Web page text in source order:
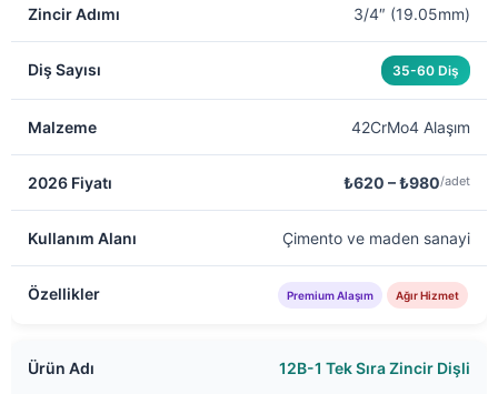
3/4″ (19.05mm)
35-60 Diş
42CrMo4 Alaşım
₺620 – ₺980/adet
Çimento ve maden sanayi
Premium Alaşım Ağır Hizmet
12B-1 Tek Sıra Zincir Dişli